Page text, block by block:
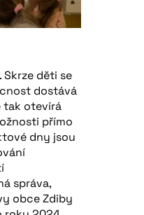
děti se
dostává
tak otevírá
přímo
dny jsou
správa,
obce Zdiby